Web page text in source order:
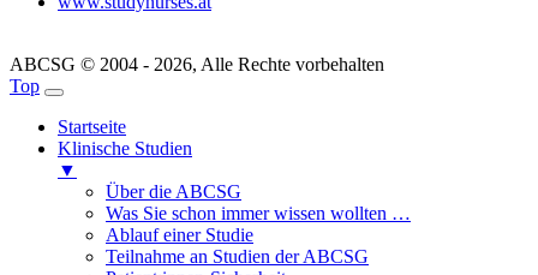
ABCSG © 2004 - 2026, Alle Rechte vorbehalten
Top
Startseite
Klinische Studien
▼
Über die ABCSG
Was Sie schon immer wissen wollten …
Ablauf einer Studie
Teilnahme an Studien der ABCSG